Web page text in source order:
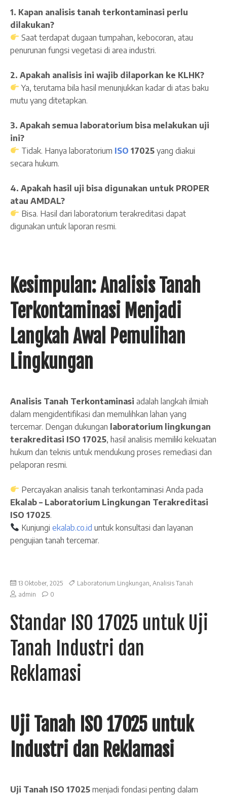
1. Kapan analisis tanah terkontaminasi perlu
dilakukan?
Saat terdapat dugaan tumpahan, kebocoran, atau
penurunan fungsi vegetasi di area industri.
2. Apakah analisis ini wajib dilaporkan ke KLHK?
Ya, terutama bila hasil menunjukkan kadar di atas baku
mutu yang ditetapkan.
3. Apakah semua laboratorium bisa melakukan uji
ini?
Tidak. Hanya laboratorium ISO17025 yang diakui
secara hukum.
4. Apakah hasil uji bisa digunakan untuk PROPER
atau AMDAL?
Bisa. Hasil dari laboratorium terakreditasi dapat
digunakan untuk laporan resmi.
Kesimpulan: Analisis Tanah
Terkontaminasi Menjadi
Langkah Awal Pemulihan
Lingkungan
Analisis Tanah Terkontaminasi adalah langkah ilmiah
dalam mengidentifikasi dan memulihkan lahan yang
tercemar. Dengan dukungan laboratorium lingkungan
terakreditasi ISO 17025, hasil analisis memiliki kekuatan
hukum dan teknis untuk mendukung proses remediasi dan
pelaporan resmi.
Percayakan analisis tanah terkontaminasi Anda pada
Ekalab – Laboratorium Lingkungan Terakreditasi
ISO 17025.
Kunjungiekalab.co.id untuk konsultasi dan layanan
pengujian tanah tercemar.
13 Oktober, 2025 Laboratorium Lingkungan Analisis Tanah
admin
0
Standar ISO 17025 untuk Uji
Tanah Industri dan
Reklamasi
Uji Tanah ISO 17025 untuk
Industri dan Reklamasi
Uji Tanah ISO 17025 menjadi fondasi penting dalam